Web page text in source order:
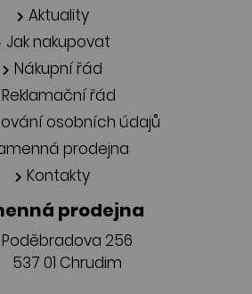
Aktuality
Jak nakupovat
Nákupní řád
Reklamační řád
osobních údajů
prodejna
Kontakty
prodejna
Poděbradova 256
537 01 Chrudim